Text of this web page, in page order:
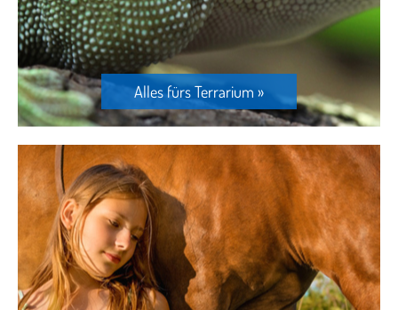
Alles fürs Terrarium »